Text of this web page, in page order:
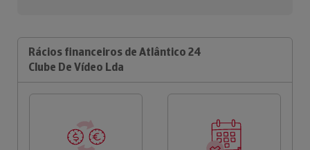
Rácios financeiros de Atlântico 24
Clube De Vídeo Lda